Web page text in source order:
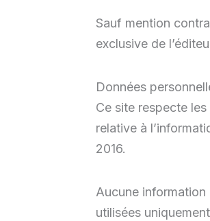
Sauf mention
exclusive de
Données
Ce site respecte
relative à
2016.
Aucune information
utilisées